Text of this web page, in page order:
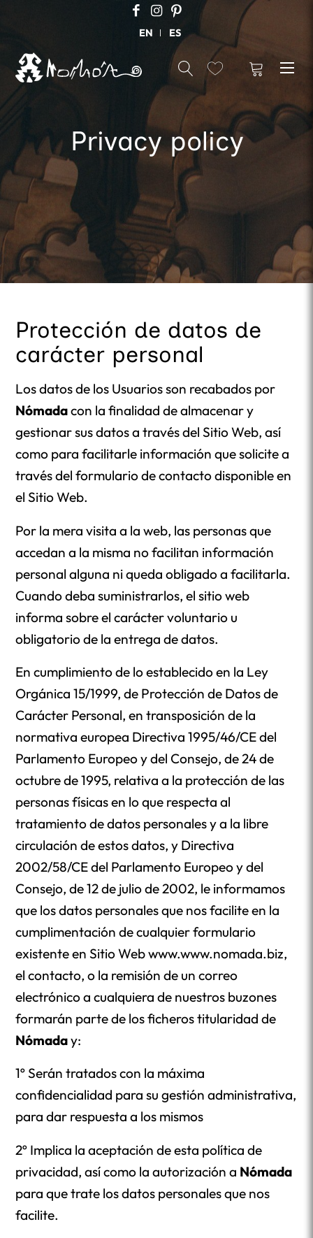
EN ES
Privacy policy
Protección de datos de
carácter personal
Los datos de los Usuarios son recabados por
Nómadacon la finalidad de almacenar y
gestionar sus datos a través del Sitio Web, así
como para facilitarle información que solicite a
través del formulario de contacto disponible en
el Sitio Web.
Por la mera visita a la web, las personas que
accedan a la misma no facilitan información
personal alguna ni queda obligado a facilitarla.
Cuando deba suministrarlos, el sitio web
informa sobre el carácter voluntario u
obligatorio de la entrega de datos.
En cumplimiento de lo establecido en la Ley
Orgánica 15/1999, de Protección de Datos de
Carácter Personal, en transposición de la
normativa europea Directiva 1995/46/CE del
Parlamento Europeo y del Consejo, de 24 de
octubre de 1995, relativa a la protección de las
personas físicas en lo que respecta al
tratamiento de datos personales y a la libre
circulación de estos datos, y Directiva
2002/58/CE del Parlamento Europeo y del
Consejo, de 12 de julio de 2002, le informamos
que los datos personales que nos facilite en la
cumplimentación de cualquier formulario
existente en Sitio Web www.www.nomada.biz,
el contacto, o la remisión de un correo
electrónico a cualquiera de nuestros buzones
formarán parte de los ficheros titularidad de
Nómaday:
1º Serán tratados con la máxima
confidencialidad para su gestión administrativa,
para dar respuesta a los mismos
2º Implica la aceptación de esta política de
privacidad, así como la autorización a Nómada
para que trate los datos personales que nos
facilite.